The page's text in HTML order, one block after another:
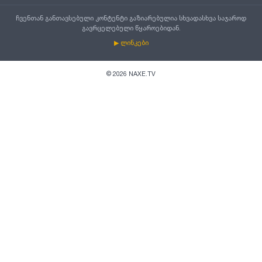
ჩვენთან განთავსებული კონტენტი გაზიარებულია სხვადასხვა საჯაროდ
გავრცელებული წყაროებიდან.
▶ ლინკები
© 2026 NAXE.TV